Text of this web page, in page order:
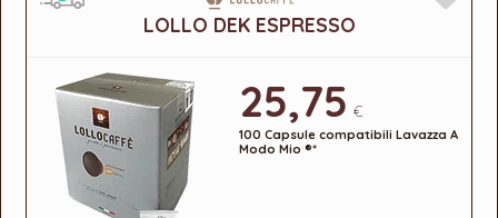
LOLLO DEK ESPRESSO
25,75 €
100 Capsule compatibili Lavazza A
Modo Mio ®*